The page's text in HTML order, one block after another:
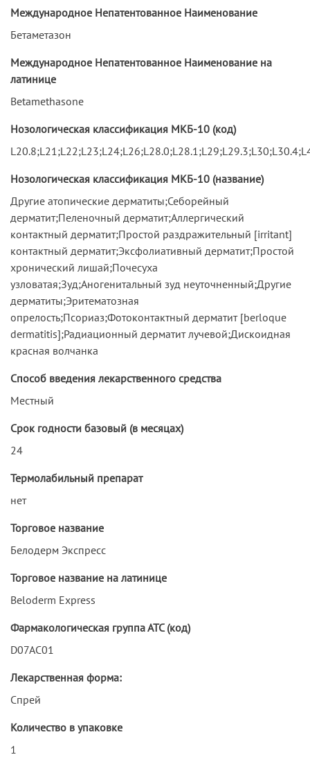
Международное Непатентованное Наименование
Бетаметазон
Международное Непатентованное Наименование на
латинице
Betamethasone
Нозологическая классификация МКБ-10 (код)
Нозологическая классификация МКБ-10 (название)
Другие атопические дерматиты;Себорейный
дерматит;Пеленочный дерматит;Аллергический
контактный дерматит;Простой раздражительный [irritant]
контактный дерматит;Эксфолиативный дерматит;Простой
хронический лишай;Почесуха
узловатая;Зуд;Аногенитальный зуд неуточненный;Другие
дерматиты;Эритематозная
опрелость;Псориаз;Фотоконтактный дерматит [berloque
dermatitis];Радиационный дерматит лучевой;Дискоидная
красная волчанка
Способ введения лекарственного средства
Местный
Срок годности базовый (в месяцах)
24
Термолабильный препарат
нет
Торговое название
Белодерм Экспресс
Торговое название на латинице
Beloderm Express
Фармакологическая группа АТС (код)
D07AC01
Лекарственная форма:
Спрей
Количество в упаковке
1